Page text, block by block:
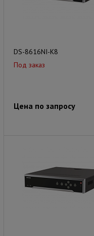
DS-8616NI-K8
Под заказ
Цена по запросу